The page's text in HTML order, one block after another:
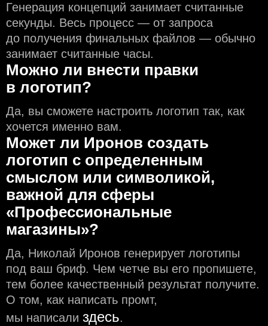
Генерация концепций занимает считанные
секунды. Весь процесс — от запроса
до получения финальных файлов — обычно
занимает считанные часы.
Можно ли внести правки
в логотип?
Да, вы сможете настроить логотип так, как
хочется именно вам.
Может ли Иронов создать
логотип с определeнным
смыслом или символикой,
важной для сферы
«Профессиональные
магазины»?
Да, Николай Иронов генерирует логотипы
под ваш бриф. Чем чeтче вы его пропишете,
тем более качественный результат получите.
О том, как написать промт,
мы написали здесь.